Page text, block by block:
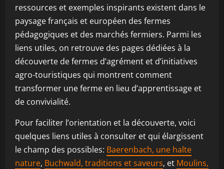
ressources et exemples inspirants existent dans le
paysage français et européen des fermes
pédagogiques et des marchés fermiers. Parmi les
liens utiles, on retrouve des pages dédiées à la
découverte de fermes d’agrément et d’initiatives
agro-touristiques qui montrent comment
transformer une ferme en lieu d’apprentissage et
de convivialité.
Pour faciliter l’orientation et la découverte, voici
quelques liens utiles à consulter et qui élargissent
le champ des possibles: Baerenbach, une halte
nature, Buchwald, traditions et saveurs, et Moulins,